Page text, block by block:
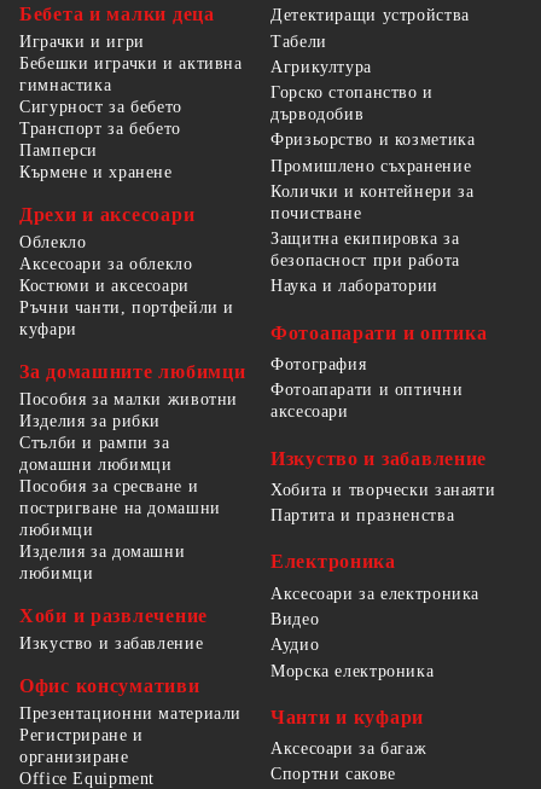
Бебета и малки деца
Играчки и игри
Бебешки играчки и активна
гимнастика
Сигурност за бебето
Транспорт за бебето
Памперси
Кърмене и хранене
Дрехи и аксесоари
Облекло
Аксесоари за облекло
Костюми и аксесоари
Ръчни чанти, портфейли и
куфари
За домашните любимци
Пособия за малки животни
Изделия за рибки
Стълби и рампи за
домашни любимци
Пособия за сресване и
постригване на домашни
любимци
Изделия за домашни
любимци
Хоби и развлечение
Изкуство и забавление
Офис консумативи
Презентационни материали
Регистриране и
организиране
Office Equipment
Детектиращи устройства
Табели
Агрикултура
Горско стопанство и
дърводобив
Фризьорство и козметика
Промишлено съхранение
Колички и контейнери за
почистване
Защитна екипировка за
безопасност при работа
Наука и лаборатории
Фотоапарати и оптика
Фотография
Фотоапарати и оптични
аксесоари
Изкуство и забавление
Хобита и творчески занаяти
Партита и празненства
Електроника
Аксесоари за електроника
Видео
Аудио
Морска електроника
Чанти и куфари
Аксесоари за багаж
Спортни сакове